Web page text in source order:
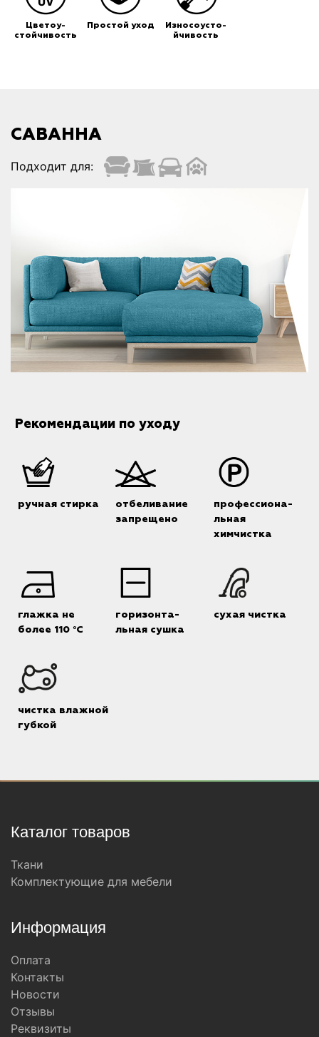
Цветоу-
стойчивость
Простой уход
Износоусто-
йчивость
САВАННА
Подходит для:
Рекомендации по уходу
ручная стирка
отбеливание
запрещено
профессиона-
льная
химчистка
глажка не
более 110 °C
горизонта-
льная сушка
сухая чистка
чистка влажной
губкой
Каталог товаров
Ткани
Комплектующие для мебели
Информация
Оплата
Контакты
Новости
Отзывы
Реквизиты